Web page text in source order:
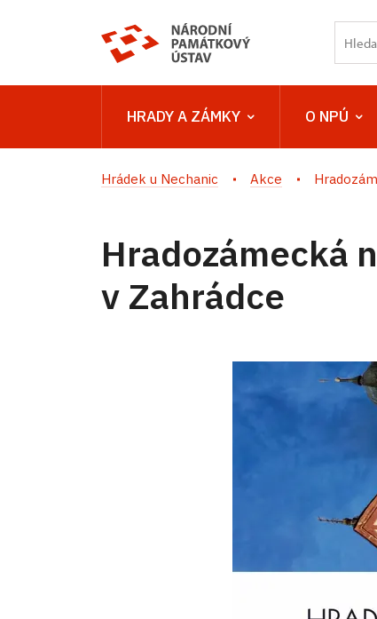
HRADY A ZÁMKY O NPÚ
Hrádek u Nechanic Akce
Hradozámecká
v Zahrádce